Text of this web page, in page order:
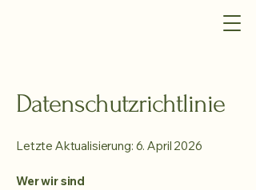
Datenschutzrichtlinie
Letzte Aktualisierung: 6. April 2026
Wer wir sind